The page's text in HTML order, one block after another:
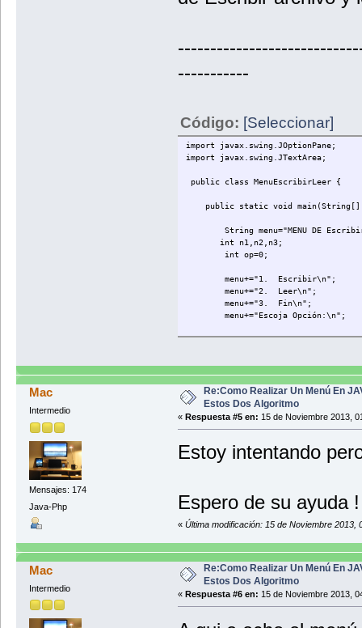
-----------
Código: [Seleccionar]
import javax.swing.JOptionPane;
import javax.swing.JTextArea;
public class MenuEscribirLeer {
public static void main(String[]
String menu="MENU DE
int n1,n2,n3;
int op=0;
menu+="1. Escribir\n";
menu+="2. Leer\n";
menu+="3. Fin\n";
menu+="Escoja Opción:\n";
while (op!=3){
switch (op){
case 1:
String archivo="nombre.txt";
BufferedWriter bw= new
PrintWriter pw= new PrintWriter
String nombre="";
int sueldo,edad;
pw.println(nombre+"--__--
pw.close();
Mac
Intermedio
Mensajes: 174
Java-Php
Re:Como Realizar Un Menú En
Estos Dos Algoritmo
« Respuesta #5 en: 15 de Noviembre 2013,
Estoy intentando
Espero de su ayuda !
« Última modificación: 15 de Noviembre 2013,
Mac
Intermedio
Re:Como Realizar Un Menú En
Estos Dos Algoritmo
« Respuesta #6 en: 15 de Noviembre 2013,